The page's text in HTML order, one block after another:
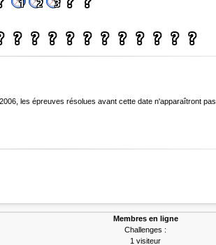
les épreuves résolues avant cette date n'apparaîtront pas.
Membres en ligne
Challenges :
1 visiteur